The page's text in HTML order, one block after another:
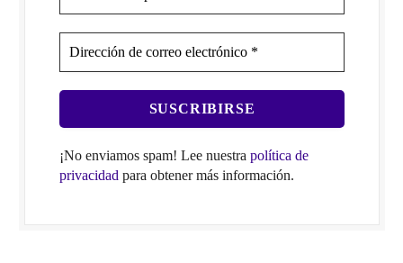
¡No enviamos spam! Lee nuestra política de
privacidad para obtener más información.